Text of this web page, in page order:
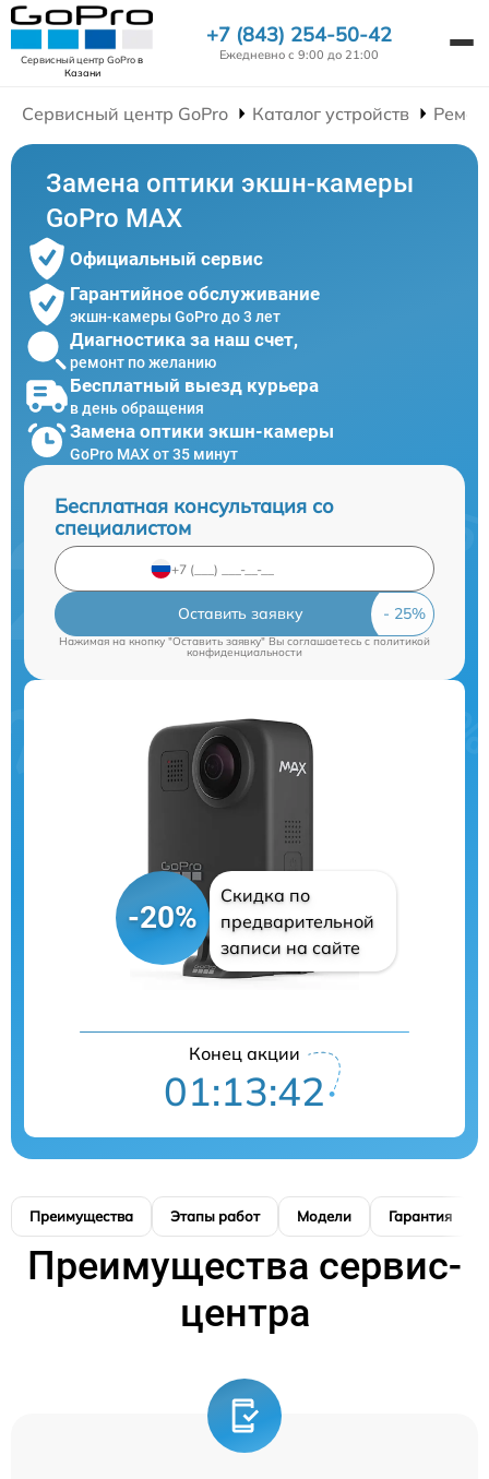
Сервисный центр GoProв
Казани
+7 (843) 254-50-42
Ежедневно с 9:00 до 21:00
Сервисный центр GoPro Каталог устройств
Замена оптики экшн-камеры
GoPro MAX
Официальный сервис
Гарантийное обслуживание
экшн-камеры GoPro до 3 лет
Диагностика за наш счет,
ремонт по желанию
Бесплатный выезд курьера
в день обращения
Замена оптики экшн-камеры
GoPro MAX от 35 минут
Бесплатная консультация со
специалистом
Оставить заявку
Нажимая на кнопку "Оставить заявку" Вы соглашаетесь c политикой
конфиденциальности
-20%
Скидка по
предварительной
записи на сайте
Конец акции
01:13:41
Преимущества Этапы работ Модели Гарантия
Преимущества сервис-
центра